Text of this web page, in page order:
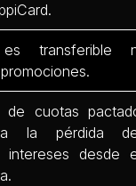
transferible
de cuotas
la pérdida
intereses desde